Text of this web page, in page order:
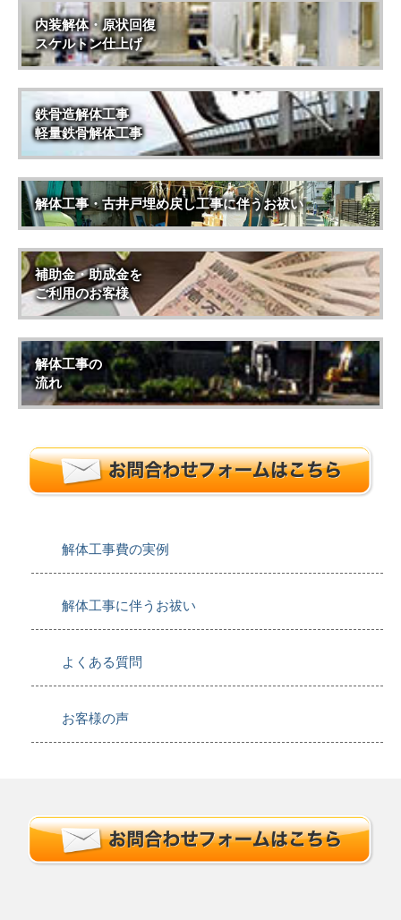
内装解体・原状回復
スケルトン仕上げ
鉄骨造解体工事
軽量鉄骨解体工事
解体工事・古井戸埋め戻し工事に伴うお祓い
補助金・助成金を
ご利用のお客様
解体工事の
流れ
解体工事費の実例
解体工事に伴うお祓い
よくある質問
お客様の声